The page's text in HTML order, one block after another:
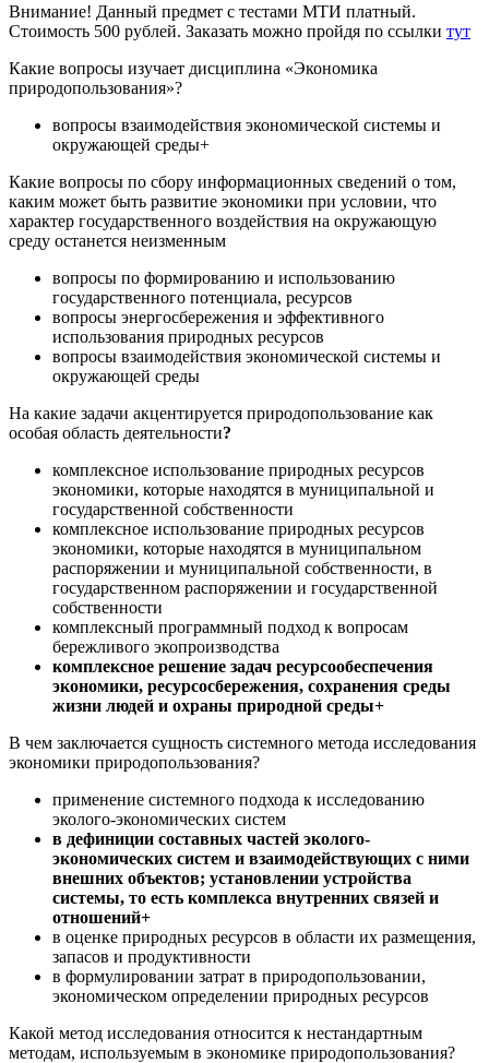
Внимание! Данный предмет с тестами МТИ платный.
Стоимость 500 рублей. Заказать можно пройдя по ссылки тут
Какие вопросы изучает дисциплина «Экономика
природопользования»?
вопросы взаимодействия экономической системы и
окружающей среды+
Какие вопросы по сбору информационных сведений о том,
каким может быть развитие экономики при условии, что
характер государственного воздействия на окружающую
среду останется неизменным
вопросы по формированию и использованию
государственного потенциала, ресурсов
вопросы энергосбережения и эффективного
использования природных ресурсов
вопросы взаимодействия экономической системы и
окружающей среды
На какие задачи акцентируется природопользование как
особая область деятельности?
комплексное использование природных ресурсов
экономики, которые находятся в муниципальной и
государственной собственности
комплексное использование природных ресурсов
экономики, которые находятся в муниципальном
распоряжении и муниципальной собственности, в
государственном распоряжении и государственной
собственности
комплексный программный подход к вопросам
бережливого экопроизводства
комплексное решение задач ресурсообеспечения
экономики, ресурсосбережения, сохранения среды
жизни людей и охраны природной среды+
В чем заключается сущность системного метода исследования
экономики природопользования?
применение системного подхода к исследованию
эколого-экономических систем
в дефиниции составных частей эколого-
экономических систем и взаимодействующих с ними
внешних объектов; установлении устройства
системы, то есть комплекса внутренних связей и
отношений+
в оценке природных ресурсов в области их размещения,
запасов и продуктивности
в формулировании затрат в природопользовании,
экономическом определении природных ресурсов
Какой метод исследования относится к нестандартным
методам, используемым в экономике природопользования?